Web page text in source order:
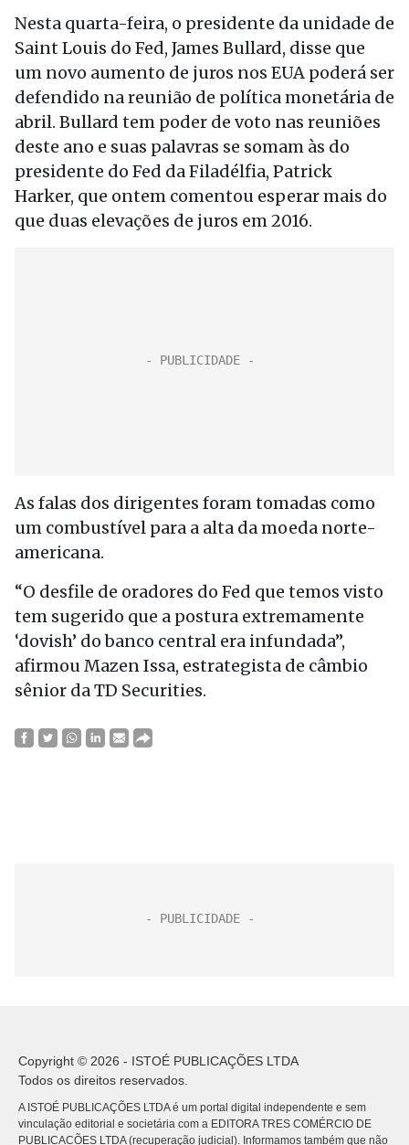
Nesta quarta-feira, o presidente da unidade de
Saint Louis do Fed, James Bullard, disse que
um novo aumento de juros nos EUA poderá ser
defendido na reunião de política monetária de
abril. Bullard tem poder de voto nas reuniões
deste ano e suas palavras se somam às do
presidente do Fed da Filadélfia, Patrick
Harker, que ontem comentou esperar mais do
que duas elevações de juros em 2016.
As falas dos dirigentes foram tomadas como
um combustível para a alta da moeda norte-
americana.
“O desfile de oradores do Fed que temos visto
tem sugerido que a postura extremamente
‘dovish’ do banco central era infundada”,
afirmou Mazen Issa, estrategista de câmbio
sênior da TD Securities.
Copyright © 2026 - ISTOÉ PUBLICAÇÕES LTDA
Todos os direitos reservados.
A ISTOÉ PUBLICAÇÕES LTDA é um portal digital independente e sem
vinculação editorial e societária com a EDITORA TRES COMÉRCIO DE
PUBLICACÕES LTDA (recuperação judicial). Informamos também que não